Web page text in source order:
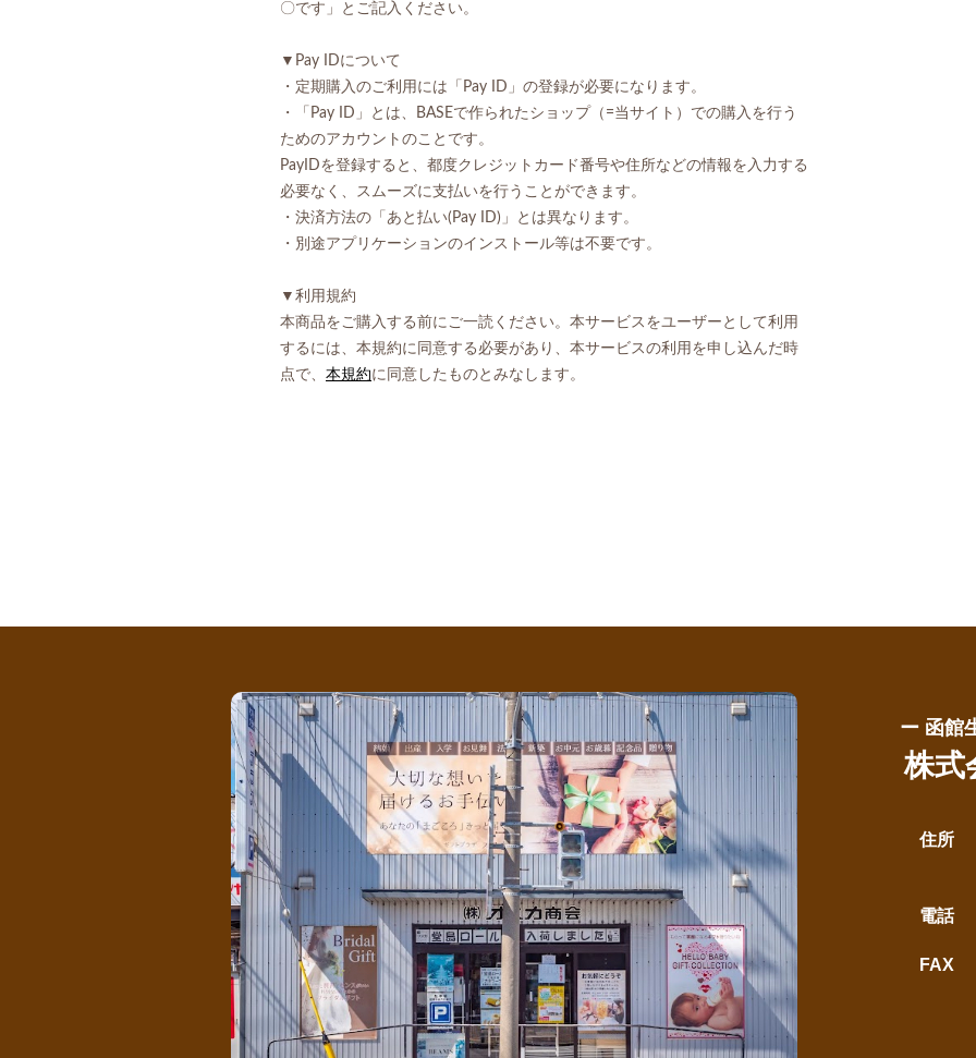
〇です」とご記入ください。
▼Pay IDについて
・定期購入のご利用には「Pay ID」の登録が必要になります。
・「Pay ID」とは、BASEで作られたショップ（=当サイト）での購入を行う
ためのアカウントのことです。
PayIDを登録すると、都度クレジットカード番号や住所などの情報を入力する
必要なく、スムーズに支払いを行うことができます。
・決済方法の「あと払い(Pay ID)」とは異なります。
・別途アプリケーションのインストール等は不要です。
▼利用規約
本商品をご購入する前にご一読ください。本サービスをユーザーとして利用
するには、本規約に同意する必要があり、本サービスの利用を申し込んだ時
点で、 本規約に同意したものとみなします。
ー 函館
株式
住所
電話
FAX